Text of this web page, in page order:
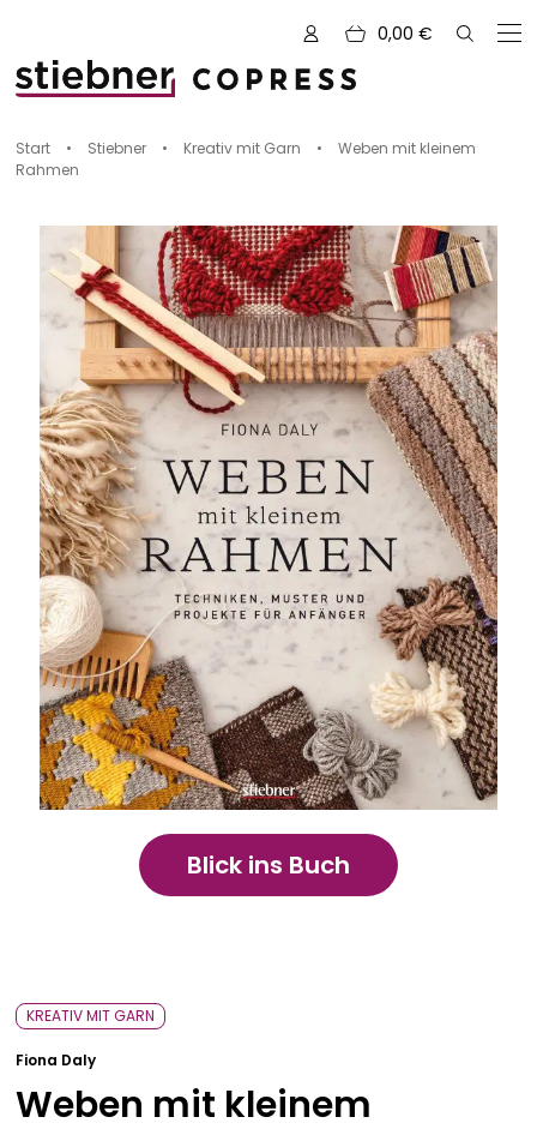
0,00 €
Alle Bücher
Neue Bücher
Kreativ mit Garn
Nähen und Fashion
Zeichnen, Gestalten & Design
Kulinarik & Genuss
Abenteuer & Outdoor
Bavarica & Karikaturen
NOVUM
Vorschauen
Sale
Start • Stiebner • Kreativ mit Garn •
Weben mit kleinem
Rahmen
Blick ins Buch
KREATIV MIT GARN
Fiona Daly
Weben mit kleinem